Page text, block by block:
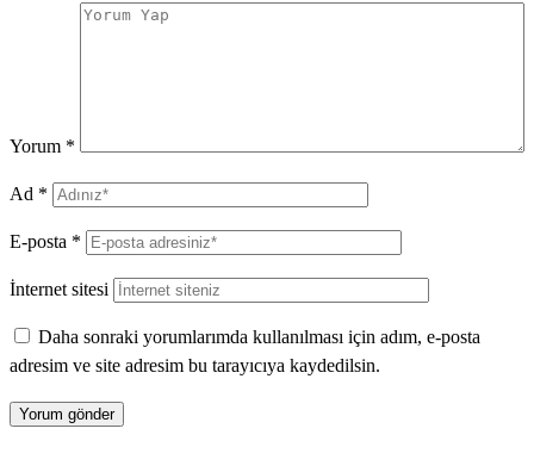
Yorum *
Ad *
E-posta *
İnternet sitesi
Daha sonraki yorumlarımda kullanılması için adım, e-posta
adresim ve site adresim bu tarayıcıya kaydedilsin.